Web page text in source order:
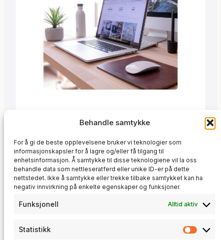
Behandle samtykke
For å gi de beste opplevelsene bruker vi teknologier som
informasjonskapsler for å lagre og/eller få tilgang til
enhetsinformasjon. Å samtykke til disse teknologiene vil la oss
behandle data som nettleseratferd eller unike ID-er på dette
nettstedet. Ikke å samtykke eller trekke tilbake samtykket kan ha
negativ innvirkning på enkelte egenskaper og funksjoner.
Funksjonell Alltid aktiv
Statistikk
Jeg satte opp en komplett Joomla-
basert nettside for en kunde, inkludert
hosting, administrasjon og løpende
drift. Hva ble levert Jeg håndterer
fortsatt vedlikehold,
sikkerhetsoppdateringer og
videreutvikling av nettsiden.
Webside